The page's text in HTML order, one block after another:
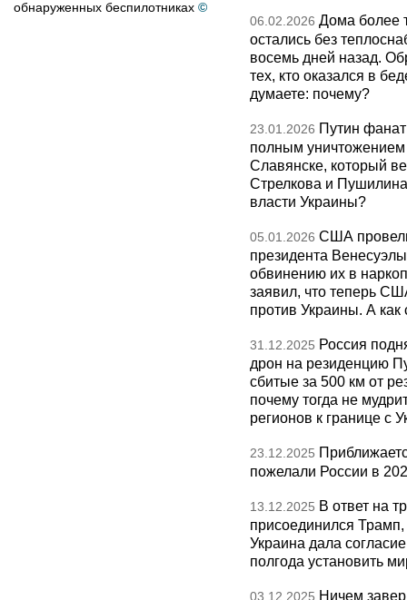
обнаруженных беспилотниках ©
06.02.2026 Дома более
остались без
восемь дней назад.
тех, кто оказался в
думаете: почему?
23.01.2026 Путин
полным уничтожением
Славянске, который
Стрелкова и Пушилина
власти Украины?
05.01.2026 США
президента
обвинению их в
заявил, что теперь
против Украины. А как
31.12.2025 Россия
дрон на резиденцию
сбитые за 500 км от
почему тогда не
регионов к границе с
23.12.2025
пожелали России в
13.12.2025 В ответ на
присоединился
Украина дала
полгода установить
03.12.2025 Ничем